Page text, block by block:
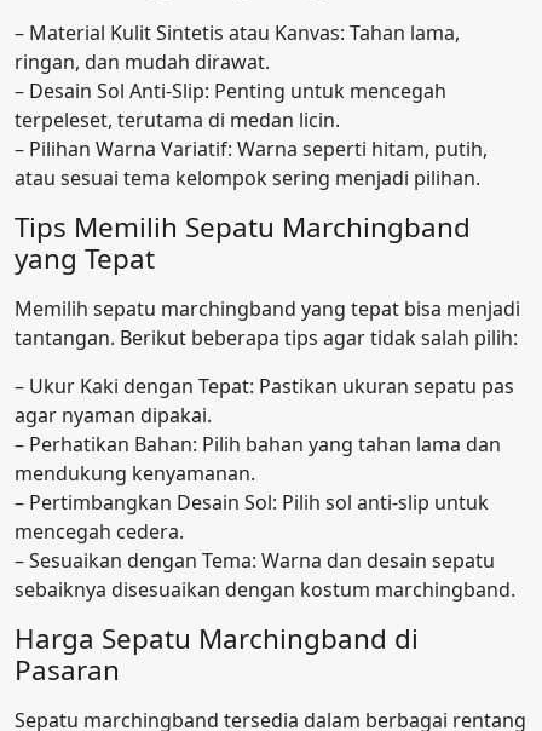
– Material Kulit Sintetis atau Kanvas: Tahan lama,
ringan, dan mudah dirawat.
– Desain Sol Anti-Slip: Penting untuk mencegah
terpeleset, terutama di medan licin.
– Pilihan Warna Variatif: Warna seperti hitam, putih,
atau sesuai tema kelompok sering menjadi pilihan.
Tips Memilih Sepatu Marchingband
yang Tepat
Memilih sepatu marchingband yang tepat bisa menjadi
tantangan. Berikut beberapa tips agar tidak salah pilih:
– Ukur Kaki dengan Tepat: Pastikan ukuran sepatu pas
agar nyaman dipakai.
– Perhatikan Bahan: Pilih bahan yang tahan lama dan
mendukung kenyamanan.
– Pertimbangkan Desain Sol: Pilih sol anti-slip untuk
mencegah cedera.
– Sesuaikan dengan Tema: Warna dan desain sepatu
sebaiknya disesuaikan dengan kostum marchingband.
Harga Sepatu Marchingband di
Pasaran
Sepatu marchingband tersedia dalam berbagai rentang